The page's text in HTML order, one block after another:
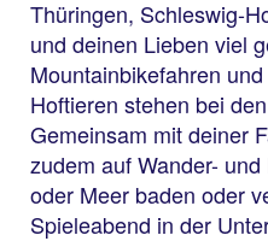
Thüringen, Schleswig-
und deinen Lieben viel
Mountainbikefahren
Hoftieren stehen bei
Gemeinsam mit deiner
zudem auf Wander-
oder Meer baden oder
Spieleabend in der